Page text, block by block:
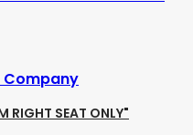
Company
RIGHT SEAT ONLY"